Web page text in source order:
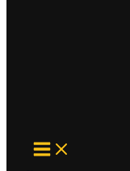
MAIN
MENU